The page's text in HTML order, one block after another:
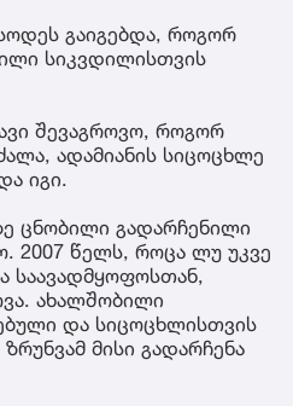
გაიგებდა, როგორ
სიკვდილისთვის
შევაგროვო, როგორ
ადამიანის სიცოცხლე
იგი.
ცნობილი გადარჩენილი
2007 წელს, როცა ლუ უკვე
საავადმყოფოსთან,
ახალშობილი
და სიცოცხლისთვის
მისი გადარჩენა